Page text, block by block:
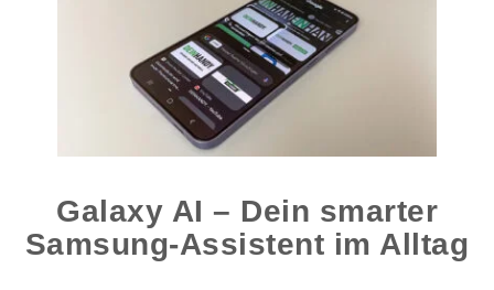
Galaxy AI – Dein smarter
Samsung-Assistent im Alltag